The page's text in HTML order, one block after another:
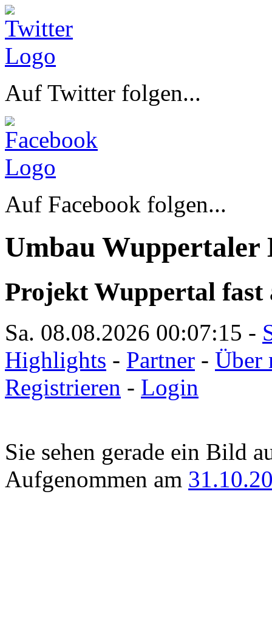
Auf Twitter folgen...
Auf Facebook folgen...
Umbau Wuppertaler
Projekt Wuppertal fast
Sa. 08.08.2026 00:07:15 -
Highlights - Partner - Über
Registrieren - Login
Sie sehen gerade ein Bild
Aufgenommen am